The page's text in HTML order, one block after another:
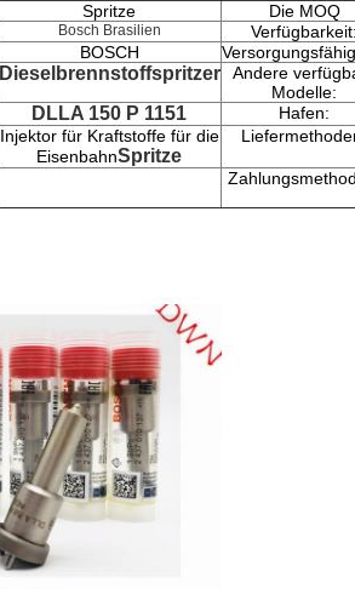
Spritze
Die MOQ
Bosch Brasilien
BOSCH
Dieselbrennstoffspritzer
Andere
Modelle:
DLLA 150 P 1151
Hafen:
Injektor für Kraftstoffe für die
EisenbahnSpritze